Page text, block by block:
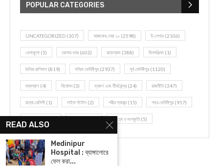
POPULAR CATEGORIES
UNCATEGORIZED (107) আজকের সেরা ১০ (2598) ই-পেপার (2106)
খেলাধূলো (5) জেলার খবর (602) ঝাড়গ্রাম (388) দিনপঞ্জিকা (1)
দৈনিক রাশিফল (819) পশ্চিম মেদিনীপুর (2937) পূর্ব মেদিনীপুর (1120)
বন্যপ্রাণ (4) বিনোদন(3) ভ্রমণ এবং তীর্থকেন্দ্র (24) রাজনীতি(347)
রান্না-রেসিপী (1) লাইফ স্টাইল (2) শরীর স্বাস্থ্য (15) শহর মেদিনীপুর (917)
সাহিত্য ও সংস্কৃতি(5)
READ ALSO
Medinipur
Hospital : ব্যাঙ্গালোরে
ফেল করা...